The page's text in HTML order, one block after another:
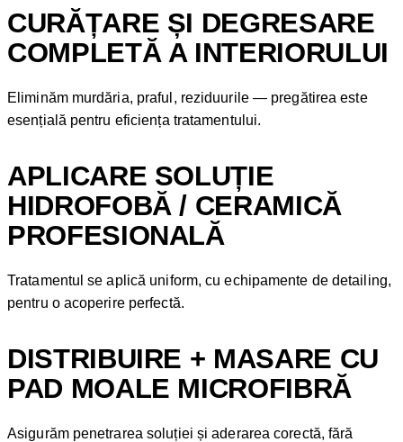
CURĂȚARE ȘI DEGRESARE
COMPLETĂ A INTERIORULUI
Eliminăm murdăria, praful, reziduurile — pregătirea este
esențială pentru eficiența tratamentului.
APLICARE SOLUȚIE
HIDROFOBĂ / CERAMICĂ
PROFESIONALĂ
Tratamentul se aplică uniform, cu echipamente de detailing,
pentru o acoperire perfectă.
DISTRIBUIRE + MASARE CU
PAD MOALE MICROFIBRĂ
Asigurăm penetrarea soluției și aderarea corectă, fără